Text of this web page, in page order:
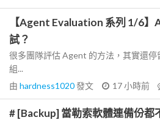
【Agent Evaluation 系列 1/6】
試？
很多團隊評估 Agent 的方法，其實還
組...
由 hardness1020發文 17 小時前
# [Backup] 當勒索軟體連備份都